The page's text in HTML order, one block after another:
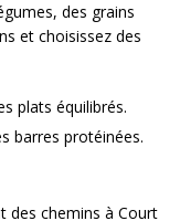
des grains
et choisissez des
plats équilibrés.
barres protéinées.
des chemins à Court